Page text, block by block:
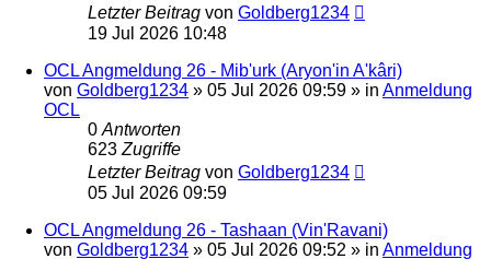
Letzter Beitrag von Goldberg1234
19 Jul 2026 10:48
OCL Angmeldung 26 - Mib'urk (Aryon'in A'kâri)
von Goldberg1234 » 05 Jul 2026 09:59 » in Anmeldung
OCL
0 Antworten
623 Zugriffe
Letzter Beitrag von Goldberg1234
05 Jul 2026 09:59
OCL Angmeldung 26 - Tashaan (Vin'Ravani)
von Goldberg1234 » 05 Jul 2026 09:52 » in Anmeldung